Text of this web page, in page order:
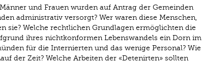
und Frauen wurden auf Antrag der Gemeinden
administrativ versorgt? Wer waren diese Menschen,
sie? Welche rechtlichen Grundlagen ermöglichten die
ihres nichtkonformen Lebenswandels ein Dorn im
für die Internierten und das wenige Personal? Wie
der Zeit? Welche Arbeiten der «Detenirten» sollten